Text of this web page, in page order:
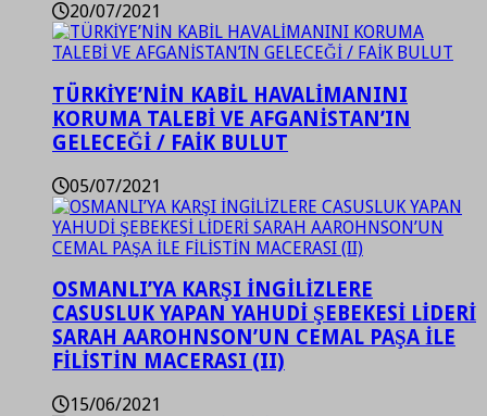
20/07/2021
TÜRKİYE’NİN KABİL HAVALİMANINI
KORUMA TALEBİ VE AFGANİSTAN’IN
GELECEĞİ / FAİK BULUT
05/07/2021
OSMANLI’YA KARŞI İNGİLİZLERE
CASUSLUK YAPAN YAHUDİ ŞEBEKESİ LİDERİ
SARAH AAROHNSON’UN CEMAL PAŞA İLE
FİLİSTİN MACERASI (II)
15/06/2021